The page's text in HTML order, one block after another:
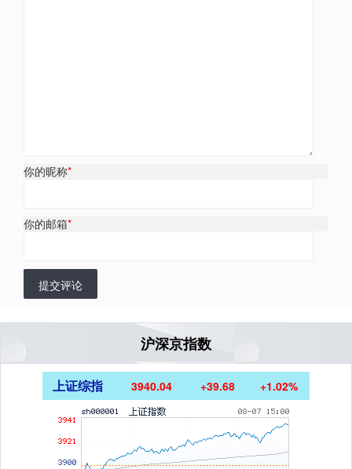
你的昵称*
你的邮箱*
提交评论
沪深京指数
上证综指 3940.04 +39.68 +1.02%